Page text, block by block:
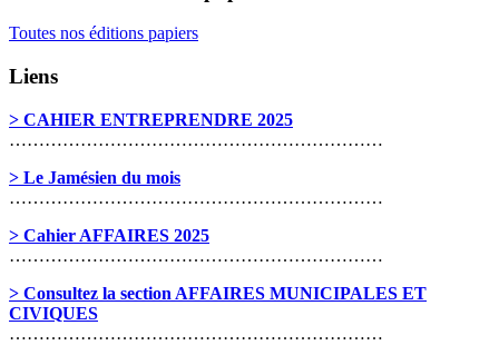
Toutes nos éditions papiers
Liens
> CAHIER ENTREPRENDRE 2025
………………………………………………………
> Le Jamésien du mois
………………………………………………………
> Cahier AFFAIRES 2025
………………………………………………………
> Consultez la section AFFAIRES MUNICIPALES ET
CIVIQUES
………………………………………………………